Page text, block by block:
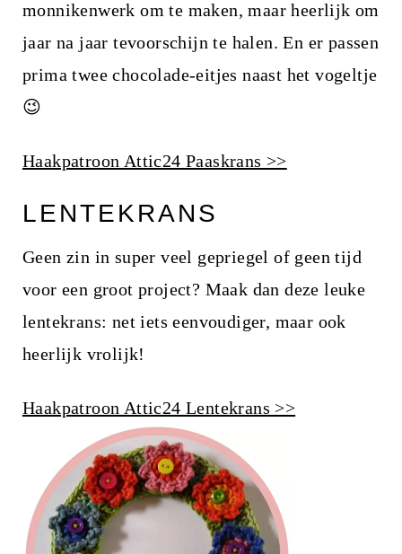
monnikenwerk om te maken, maar heerlijk om
jaar na jaar tevoorschijn te halen. En er passen
prima twee chocolade-eitjes naast het vogeltje
😉
Haakpatroon Attic24 Paaskrans >>
LENTEKRANS
Geen zin in super veel gepriegel of geen tijd
voor een groot project? Maak dan deze leuke
lentekrans: net iets eenvoudiger, maar ook
heerlijk vrolijk!
Haakpatroon Attic24 Lentekrans >>